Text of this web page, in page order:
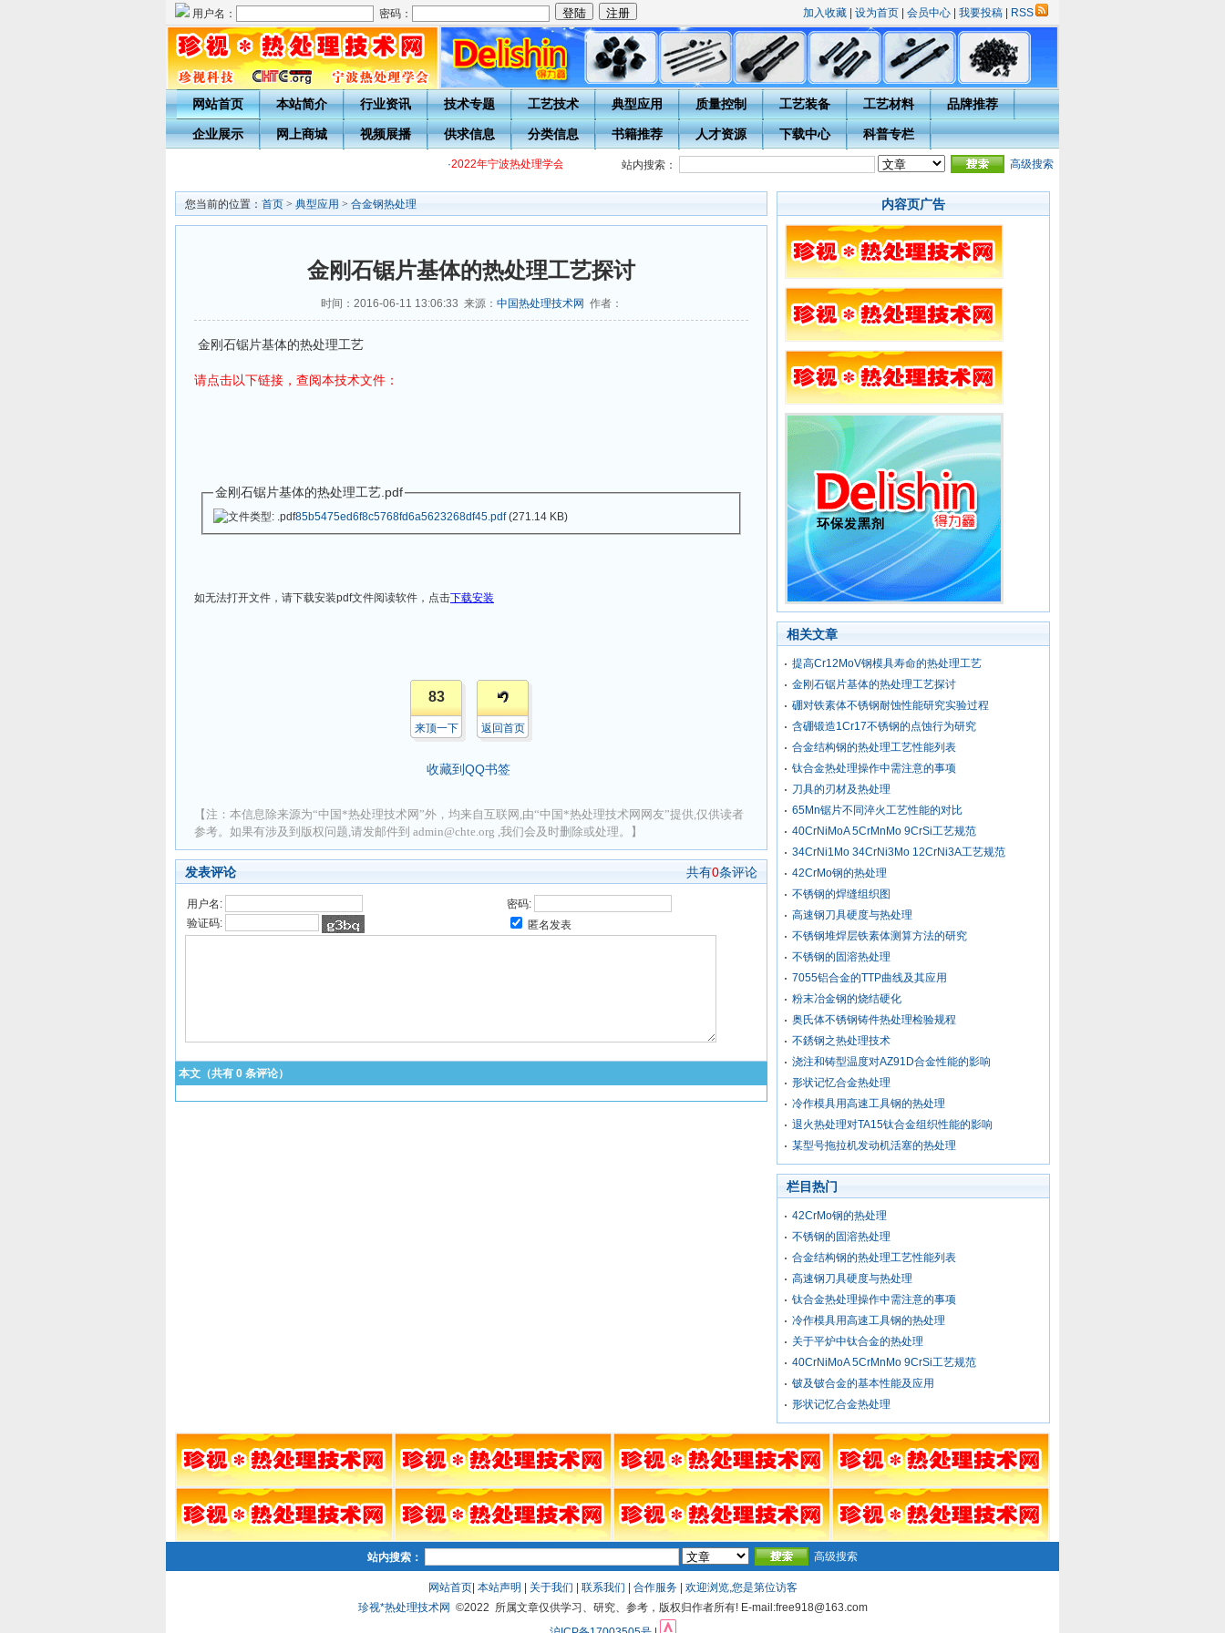
用户名： 密码： 加入收藏 设为首页 会员中心 我要投稿 RSS
网站首页 本站简介 行业资讯 技术专题 工艺技术 典型应用 质量控制 工艺装备 工艺材料 品牌推荐
企业展示 网上商城 视频展播 供求信息 分类信息 书籍推荐 人才资源 下载中心 科普专栏
2022年宁波热处理学会各级热处理工培训通知 热处理技术网投稿指南 ·宁波市热处理学会会员入会须知
站内搜索： 高级搜索
您当前的位置： 首页 > 典型应用 > 合金钢热处理
金刚石锯片基体的热处理工艺探讨
时间：2016-06-11 13:06:33 来源： 中国热处理技术网 作者：
金刚石锯片基体的热处理工艺
请点击以下链接，查阅本技术文件：
金刚石锯片基体的热处理工艺.pdf
85b5475ed6f8c5768fd6a5623268df45.pdf(271.14 KB)
如无法打开文件，请下载安装pdf文件阅读软件，点击下载安装
83
来顶一下 返回首页
收藏到QQ书签
【注：本信息除来源为“中国*热处理技术网”外，均来自互联网,由“中国*热处理技术网网友”提供,仅供读者
参考。如果有涉及到版权问题,请发邮件到 admin@chte.org ,我们会及时删除或处理。】
发表评论 共有0条评论
用户名:
密码:
验证码:
匿名发表
本文（共有 0 条评论）
内容页广告
相关文章
提高Cr12MoV钢模具寿命的热处理工艺
金刚石锯片基体的热处理工艺探讨
硼对铁素体不锈钢耐蚀性能研究实验过程
含硼锻造1Cr17不锈钢的点蚀行为研究
合金结构钢的热处理工艺性能列表
钛合金热处理操作中需注意的事项
刀具的刃材及热处理
65Mn锯片不同淬火工艺性能的对比
40CrNiMoA 5CrMnMo 9CrSi工艺规范
34CrNi1Mo 34CrNi3Mo 12CrNi3A工艺规范
42CrMo钢的热处理
不锈钢的焊缝组织图
高速钢刀具硬度与热处理
不锈钢堆焊层铁素体测算方法的研究
不锈钢的固溶热处理
7055铝合金的TTP曲线及其应用
粉末冶金钢的烧结硬化
奥氏体不锈钢铸件热处理检验规程
不銹钢之热处理技术
浇注和铸型温度对AZ91D合金性能的影响
形状记忆合金热处理
冷作模具用高速工具钢的热处理
退火热处理对TA15钛合金组织性能的影响
某型号拖拉机发动机活塞的热处理
栏目热门
42CrMo钢的热处理
不锈钢的固溶热处理
合金结构钢的热处理工艺性能列表
高速钢刀具硬度与热处理
钛合金热处理操作中需注意的事项
冷作模具用高速工具钢的热处理
关于平炉中钛合金的热处理
40CrNiMoA 5CrMnMo 9CrSi工艺规范
铍及铍合金的基本性能及应用
形状记忆合金热处理
站内搜索： 高级搜索
网站首页| 本站声明 关于我们 联系我们 合作服务| 欢迎浏览,您是第位访客
珍视*热处理技术网 ©2022 所属文章仅供学习、研究、参考，版权归作者所有! E-mail:free918@163.com